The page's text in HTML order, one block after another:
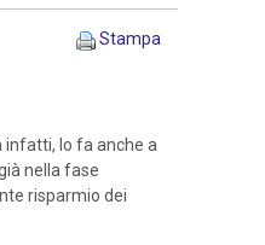
Stampa
infatti, lo fa anche a
nella fase
risparmio dei